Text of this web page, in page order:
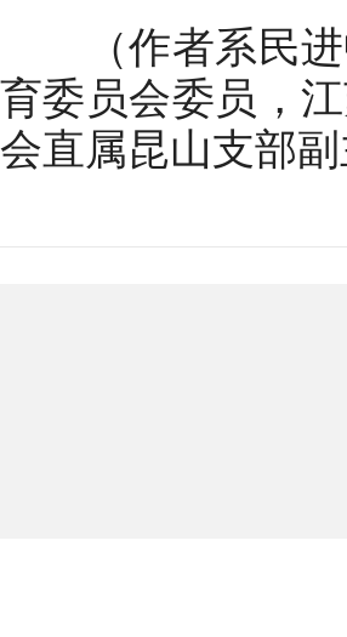
（作者系民进
育委员会委员，
会直属昆山支部副